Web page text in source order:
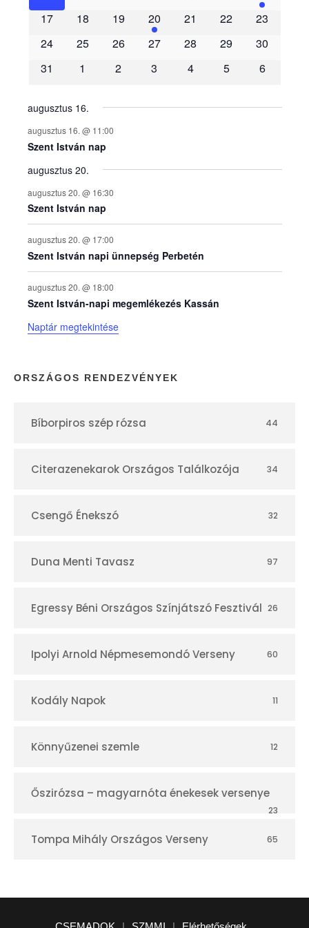
m
é
n
y
e
k
n
a
p
t
r
17
18 19 20 21 22
23
24
25 26 27 28 29
30
31
1 2 3 4 5 6
augusztus 16.
augusztus 16. @ 11:00
Szent István nap
augusztus 20.
augusztus 20. @ 16:30
Szent István nap
augusztus 20. @ 17:00
Szent István napi ünnepség Perbetén
augusztus 20. @ 18:00
Szent István-napi megemlékezés Kassán
Naptár megtekintése
ORSZÁGOS RENDEZVÉNYEK
Bíborpiros szép rózsa 44
Citerazenekarok Országos Találkozója 34
Csengő Énekszó 32
Duna Menti Tavasz 97
Egressy Béni Országos Színjátszó Fesztivál 26
Ipolyi Arnold Népmesemondó Verseny 60
Kodály Napok 11
Könnyűzenei szemle 12
Őszirózsa – magyarnóta énekesek versenye
23
Tompa Mihály Országos Verseny 65